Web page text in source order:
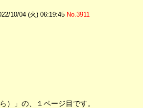
10/04 (火) 06:19:45 No.3911
）」の、１ページ目です。